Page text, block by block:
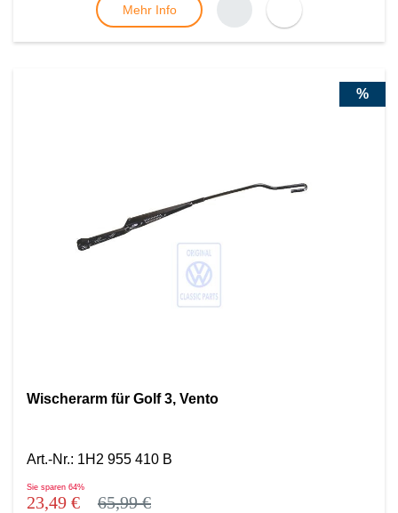
Mehr Info
%
Wischerarm für Golf 3, Vento
Art.-Nr.: 1H2 955 410 B
Sie sparen 64%
23,49 € 65,99 €